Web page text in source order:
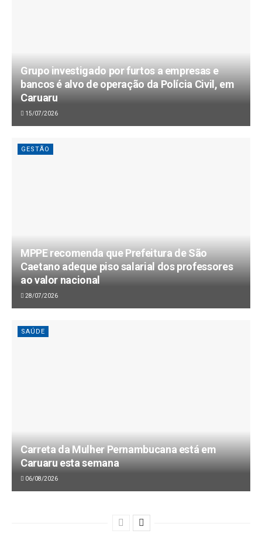
Grupo investigado por furtos a empresas e
bancos é alvo de operação da Polícia Civil, em
Caruaru
15/07/2026
GESTÃO
MPPE recomenda que Prefeitura de São
Caetano adeque piso salarial dos professores
ao valor nacional
28/07/2026
SAÚDE
Carreta da Mulher Pernambucana está em
Caruaru esta semana
06/08/2026